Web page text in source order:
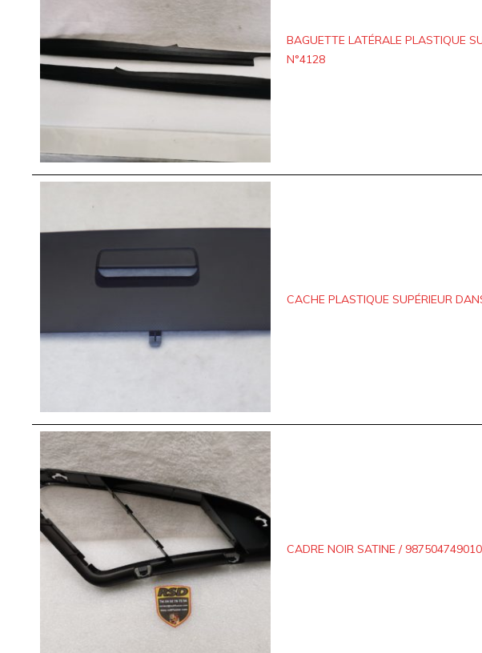
BAGUETTE LATÉRALE PLASTIQUE
N°4128
CACHE PLASTIQUE SUPÉRIEUR
CADRE NOIR SATINE /